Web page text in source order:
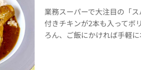
業務スーパーで大注目の「
付きチキンが2本も入ってボ
ろん、ご飯にかければ手軽